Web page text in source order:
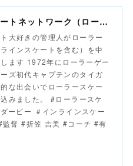
ローラースケートネットワーク（ローラースポーツネットワーク）
大好きの管理人がローラー
インスケートを含む）を中
ます 1972年にローラーゲー
ズ初代キャプテンのタイガ
な出会いでローラースケー
みました。 #ローラースケ
ービー ＃インラインスケー
監督 #折笠 吉美 #コーチ #有